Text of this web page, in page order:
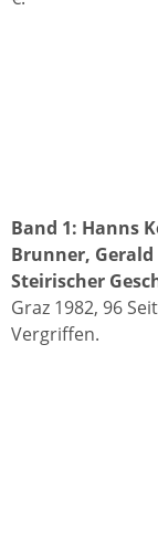
Band 1: Hanns
Brunner, Gerald
Steirischer
Graz 1982, 96
Vergriffen.